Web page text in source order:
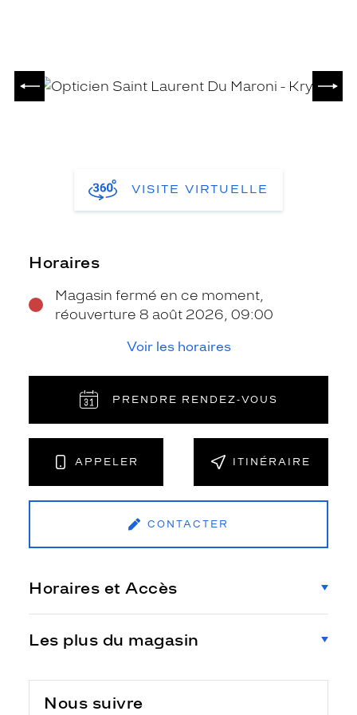
PRÉCÉDENT
VISITE VIRTUELLE
Horaires
Magasin fermé en ce moment,
réouverture 8 août 2026, 09:00
Voir les horaires
PRENDRE RENDEZ‑VOUS
APPELER ITINÉRAIRE
CONTACTER
Horaires et Accès
Les plus du magasin
Nous suivre